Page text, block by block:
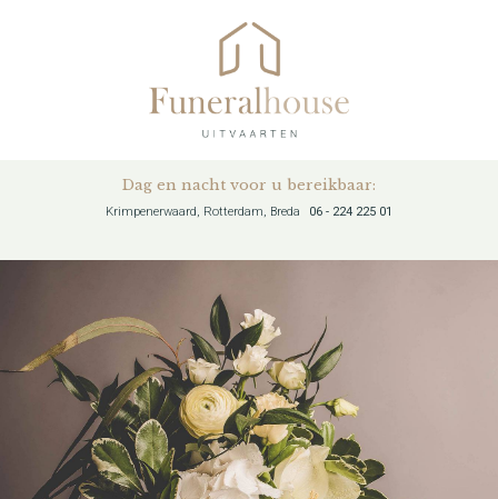
Dag en nacht voor u bereikbaar:
Krimpenerwaard, Rotterdam, Breda 06 - 224 225 01